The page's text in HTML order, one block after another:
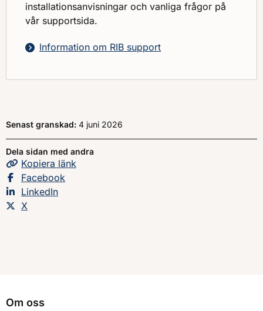
installationsanvisningar och vanliga frågor på
vår supportsida.
Information om RIB support
Senast granskad: 4 juni 2026
Dela sidan med andra
Kopiera sidans
länk
Dela sidan på
Facebook
Dela sidan på
LinkedIn
Dela sidan på
X
Om oss